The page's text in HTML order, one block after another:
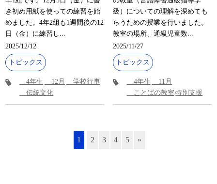
き初め用紙を使っての練習を始
めました。4年2組も1週間後の12
日（金）に練習し...
2025/12/12
トピックス
4年生 12月
学校行事
伝統文化
級）についての理解を深めても
らうための授業を行いました。
教室の場所、通級児童数...
2025/11/27
トピックス
4年生
11月
ことばの教室 特別支援
1 2 3 4 5 »